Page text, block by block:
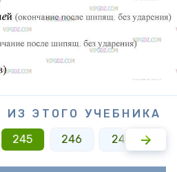
ИЗ ЭТОГО УЧЕБНИКА
245 246 247